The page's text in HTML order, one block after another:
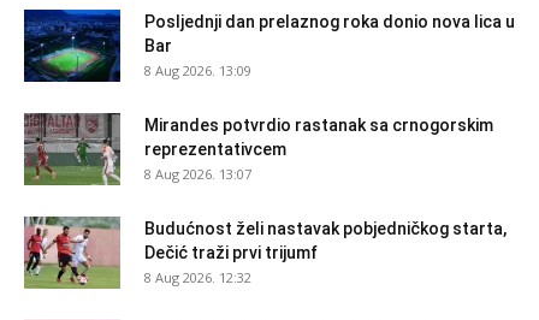
Posljednji dan prelaznog roka donio nova lica u
Bar
8 Aug 2026. 13:09
Mirandes potvrdio rastanak sa crnogorskim
reprezentativcem
8 Aug 2026. 13:07
Budućnost želi nastavak pobjedničkog starta,
Dečić traži prvi trijumf
8 Aug 2026. 12:32